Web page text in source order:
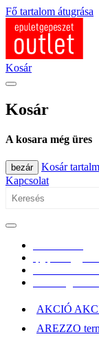
Fő tartalom átugrása
Kosár
Kosár
A kosara még üres
bezár
Kosár
Kapcsolat
AKCIÓ
AREZZO